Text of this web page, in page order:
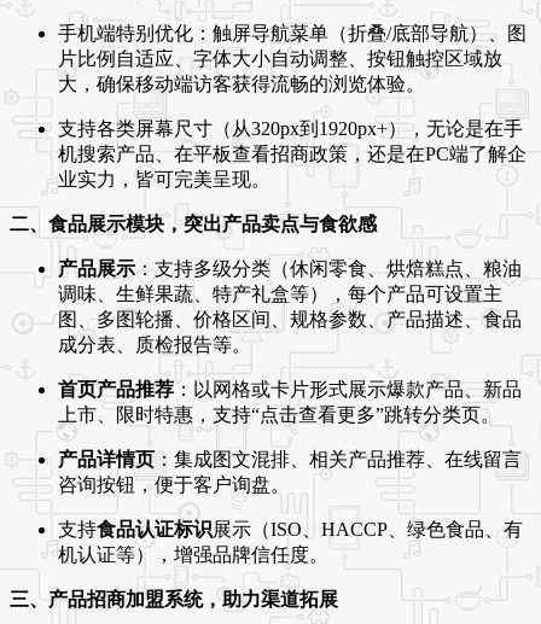
手机端特别优化：触屏导航菜单（折叠/底部导航）、图
片比例自适应、字体大小自动调整、按钮触控区域放
大，确保移动端访客获得流畅的浏览体验。
支持各类屏幕尺寸（从320px到1920px+），无论是在手
机搜索产品、在平板查看招商政策，还是在PC端了解企
业实力，皆可完美呈现。
二、食品展示模块，突出产品卖点与食欲感
产品展示 ：支持多级分类（休闲零食、烘焙糕点、粮油
调味、生鲜果蔬、特产礼盒等），每个产品可设置主
图、多图轮播、价格区间、规格参数、产品描述、食品
成分表、质检报告等。
首页产品推荐：以网格或卡片形式展示爆款产品、新品
上市、限时特惠，支持“点击查看更多”跳转分类页。
产品详情页：集成图文混排、相关产品推荐、在线留言
咨询按钮，便于客户询盘。
支持食品认证标识展示（ISO、HACCP、绿色食品、有
机认证等），增强品牌信任度。
三、产品招商加盟系统，助力渠道拓展